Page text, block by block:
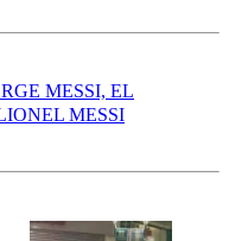
MESSI, EL
MESSI